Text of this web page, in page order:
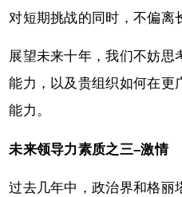
对短期挑战的同时，不偏离
展望未来十年，我们不妨思
能力，以及贵组织如何在更
能力。
未来领导力素质之三–激情
过去几年中，政治界和格丽